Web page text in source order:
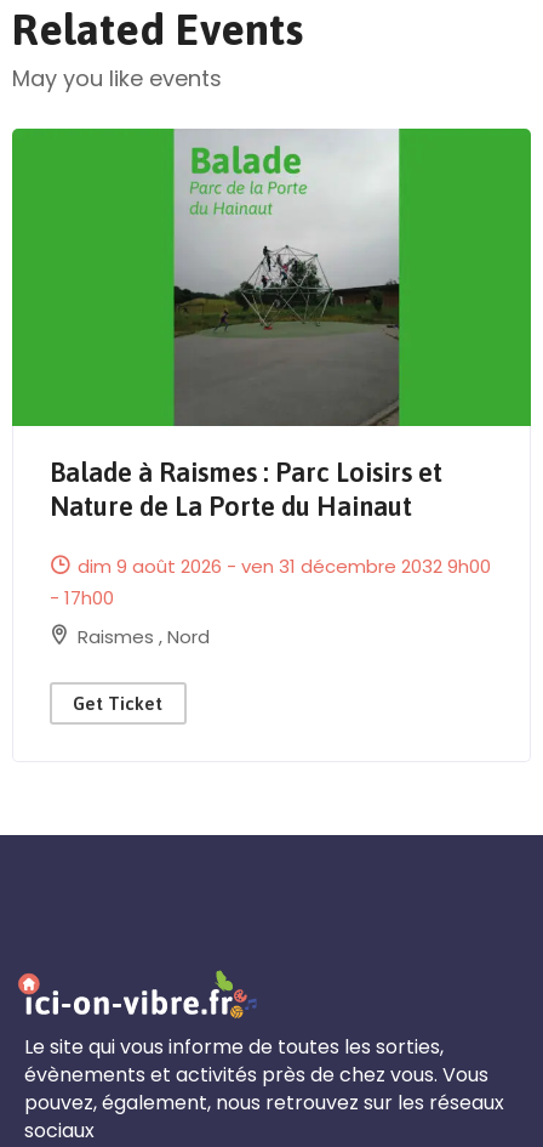
Related Events
May you like events
Balade à Raismes : Parc Loisirs et
Nature de La Porte du Hainaut
dim 9 août 2026 - ven 31 décembre 2032 9h00
- 17h00
Raismes ,Nord
Get Ticket
Le site qui vous informe de toutes les sorties,
évènements et activités près de chez vous. Vous
pouvez, également, nous retrouvez sur les réseaux
sociaux